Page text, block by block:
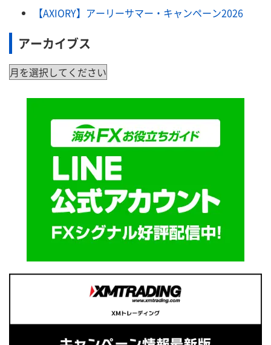
【AXIORY】アーリーサマー・キャンペーン2026
アーカイブス